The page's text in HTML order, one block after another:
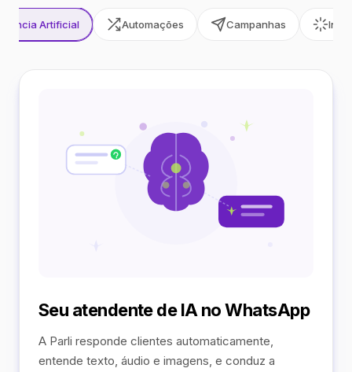
Artificial Automações Campanhas
Seu atendente de IA no WhatsApp
A Parli responde clientes automaticamente,
entende texto, áudio e imagens, e conduz a